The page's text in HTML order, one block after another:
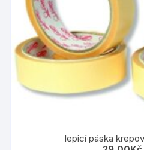
lepicí páska